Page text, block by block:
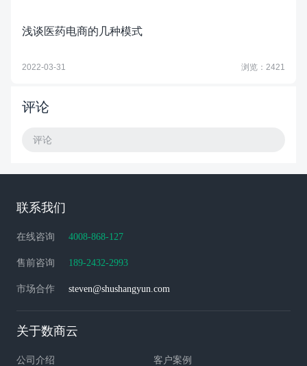
浅谈医药电商的几种模式
2022-03-31 浏览：2421
评论
评论
联系我们
在线咨询 4008-868-127
售前咨询 189-2432-2993
市场合作 steven@shushangyun.com
关于数商云
公司介绍 客户案例